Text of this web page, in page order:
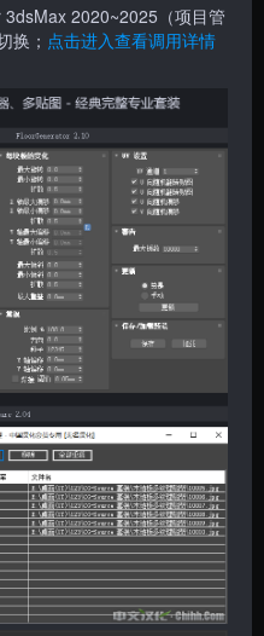
3dsMax 2020~2025 （项目管
换； 点击进入查看调用详情